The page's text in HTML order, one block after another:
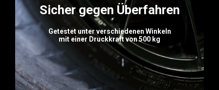
Sicher gegen Überfahren
Getestet unter verschiedenen Winkeln
mit einer Druckkraft von 500 kg